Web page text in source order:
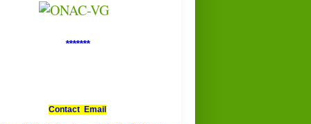
*******
Contact Email